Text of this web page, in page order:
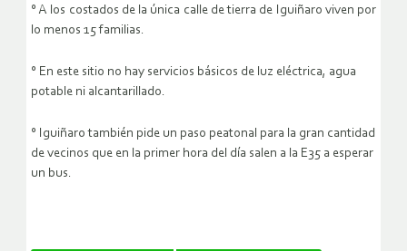
° A los costados de la única calle de tierra de Iguiñaro viven por
lo menos 15 familias.
° En este sitio no hay servicios básicos de luz eléctrica, agua
potable ni alcantarillado.
° Iguiñaro también pide un paso peatonal para la gran cantidad
de vecinos que en la primer hora del día salen a la E35 a esperar
un bus.